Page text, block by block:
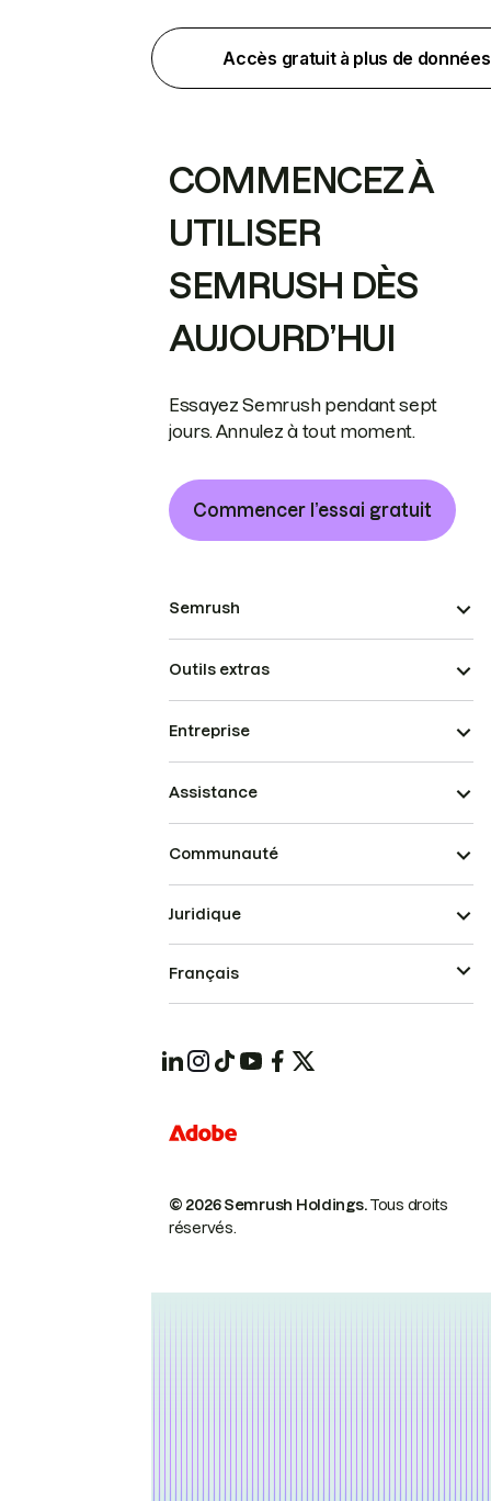
Accès gratuit à plus de données
COMMENCEZ À
UTILISER
SEMRUSH DÈS
AUJOURD’HUI
Essayez Semrush pendant sept
jours. Annulez à tout moment.
Commencer l’essai gratuit
Semrush
Outils extras
Entreprise
Assistance
Communauté
© 2026 Semrush Holdings.Tous droits
réservés.
Juridique
Français